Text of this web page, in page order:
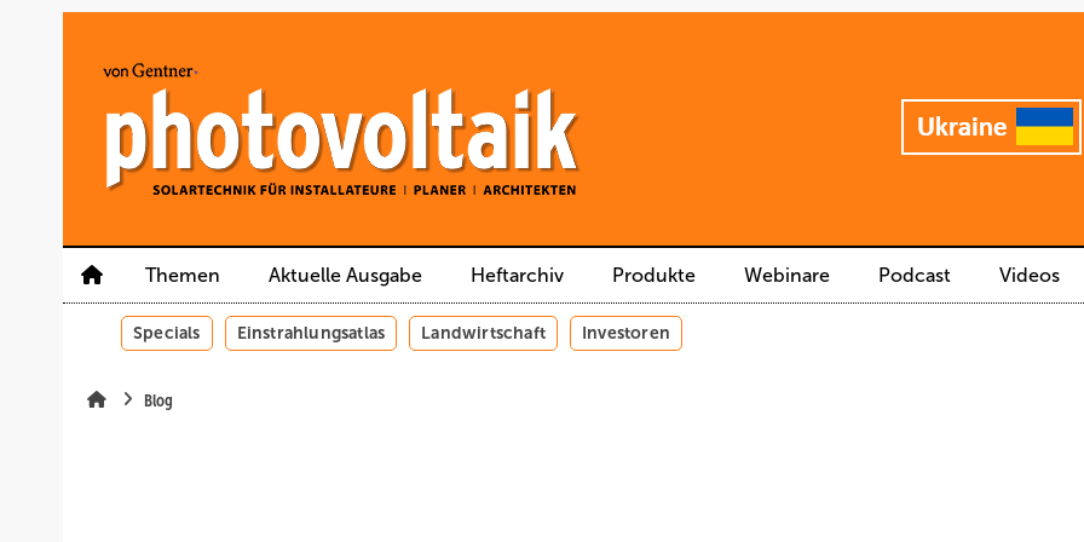
Themen Aktuelle Ausgabe Heftarchiv Produkte Webinare Podcast Videos
Specials Einstrahlungsatlas Landwirtschaft Investoren
Blog